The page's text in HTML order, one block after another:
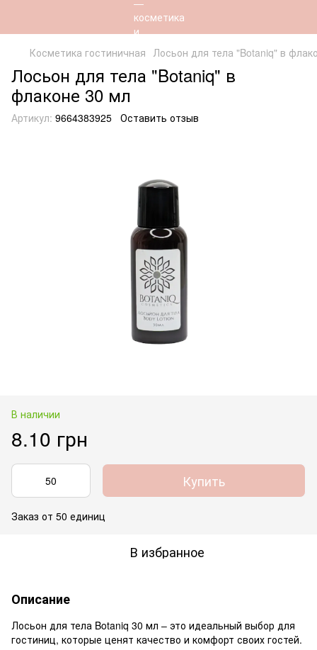
Косметика гостиничная Лосьон для тела "Botaniq" в
Лосьон для тела "Botaniq" в
флаконе 30 мл
Артикул: 9664383925 Оставить отзыв
В наличии
8.10 грн
Купить
Заказ от 50 единиц
В избранное
Описание
Лосьон для тела Botaniq 30 мл – это идеальный выбор для
гостиниц, которые ценят качество и комфорт своих гостей.